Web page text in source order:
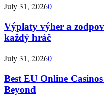
July 31, 20260
Výplaty výher a
každý hráč
July 31, 20260
Best EU Online
Beyond